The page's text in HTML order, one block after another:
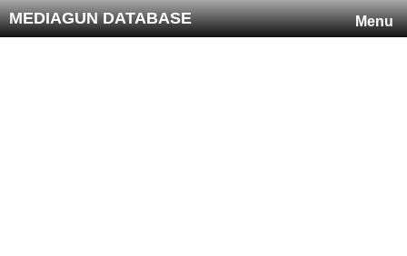
Menu
MEDIAGUN DATABASE